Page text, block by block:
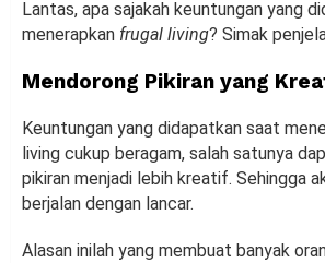
Lantas, apa sajakah keuntungan yang
menerapkan frugal living? Simak
Mendorong Pikiran yang
Keuntungan yang didapatkan saat
living cukup beragam, salah satunya
pikiran menjadi lebih kreatif. Sehingga
berjalan dengan lancar.
Alasan inilah yang membuat banyak